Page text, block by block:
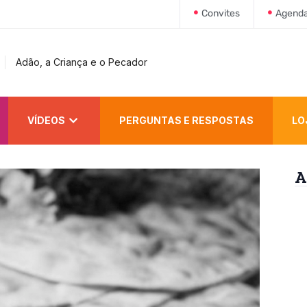
Convites
Adão, a Criança e o Pecador
VÍDEOS PERGUNTAS E RESPOSTAS